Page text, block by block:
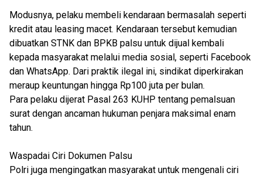
Modusnya, pelaku membeli kendaraan bermasalah seperti
kredit atau leasing macet. Kendaraan tersebut kemudian
dibuatkan STNK dan BPKB palsu untuk dijual kembali
kepada masyarakat melalui media sosial, seperti Facebook
dan WhatsApp. Dari praktik ilegal ini, sindikat diperkirakan
meraup keuntungan hingga Rp100 juta per bulan.
Para pelaku dijerat Pasal 263 KUHP tentang pemalsuan
surat dengan ancaman hukuman penjara maksimal enam
tahun.
Waspadai Ciri Dokumen Palsu
Polri juga mengingatkan masyarakat untuk mengenali ciri